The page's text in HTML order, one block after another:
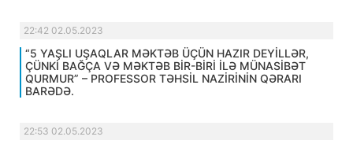
22:42 02.05.2023
“5 YAŞLI UŞAQLAR MƏKTƏB ÜÇÜN HAZIR DEYİLLƏR,
ÇÜNKİ BAĞÇA VƏ MƏKTƏB BİR-BİRİ İLƏ MÜNASİBƏT
QURMUR” – PROFESSOR TƏHSİL NAZİRİNİN QƏRARI
BARƏDƏ.
22:53 02.05.2023